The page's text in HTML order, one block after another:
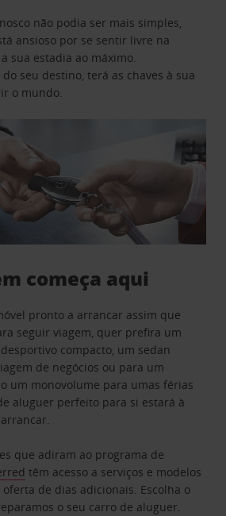
não podia ser mais simples,
ansioso por se sentir livre na
sua estadia ao máximo.
seu destino, terá as chaves à sua
o mundo.
começa aqui
pronto a arrancar assim que
seguir viagem, quer prefira um
compacto, um sedan
de negócios ou para um
um monovolume para umas férias
aluguer perfeito para si estará à
que adiram ao programa de
têm acesso a serviços e modelos
de dias adicionais. Escolha o
o seu carro de aluguer.